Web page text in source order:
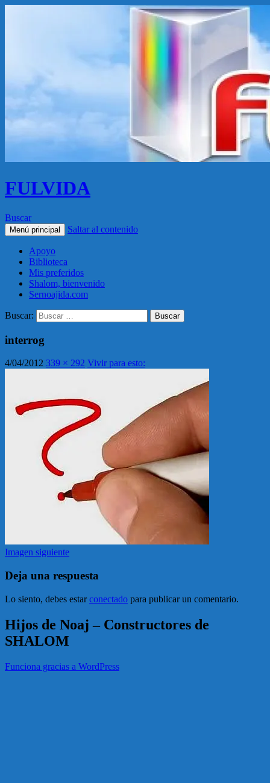
FULVIDA
Buscar
Menú principal Saltar al contenido
Apoyo
Biblioteca
Mis preferidos
Shalom, bienvenido
Sernoajida.com
Buscar:
interrog
4/04/2012 339 × 292 Vivir para esto:
Imagen siguiente
Deja una respuesta
Lo siento, debes estarconectado para publicar un comentario.
Hijos de Noaj – Constructores de
SHALOM
Funciona gracias a WordPress